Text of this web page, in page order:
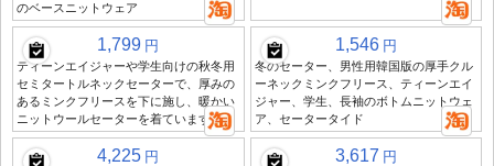
のベースニットウェア
1,799 円
ティーンエイジャーや学生向けの秋冬用
セミタートルネックセーターで、厚みの
あるミンクフリースを下に施し、暖かい
ニットウールセーターを着ています
1,546 円
冬のセーター、男性用韓国版の厚手クル
ーネックミンクフリース、ティーンエイ
ジャー、学生、長袖のボトムニットウェ
ア、セータータイド
4,225 円 3,617 円